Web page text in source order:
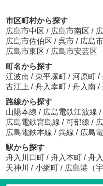
市区町村から探す
広島市中区 / 広島市南区 /
広島市佐伯区 / 呉市 / 広島
広島市東区 / 広島市安芸区
町名から探す
江波南 / 東平塚町 / 河原町 /
古江上 / 舟入幸町 / 舟入南 /
路線から探す
山陽本線 / 広島電鉄江波線 /
広島電鉄宮島線 / 可部線 /
広島電鉄本線 / 呉線 / 広島
駅から探す
舟入川口町 / 舟入本町 / 舟
天神川
/ 小網町 / 広島港（宇